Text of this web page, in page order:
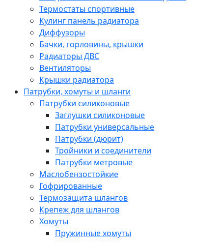
Термостаты спортивные
Кулинг панель радиатора
Диффузоры
Бачки, горловины, крышки
Радиаторы ДВС
Вентиляторы
Крышки радиатора
Патрубки, хомуты и шланги
Патрубки силиконовые
Заглушки силиконовые
Патрубки универсальные
Патрубки (дюрит)
Тройники и соединители
Патрубки метровые
Маслобензостойкие
Гофрированные
Термозащита шлангов
Крепеж для шлангов
Хомуты
Пружинные хомуты